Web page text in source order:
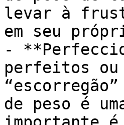
levar à
em seu
-
perfeitos ou
de peso é